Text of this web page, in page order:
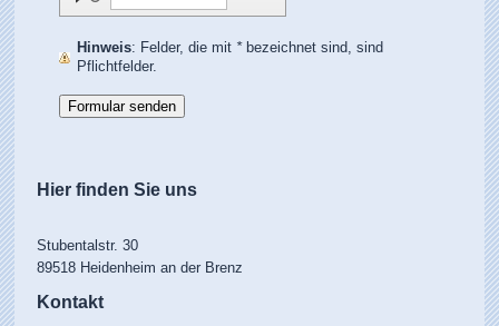
Hinweis : Felder, die mit *bezeichnet sind, sind
Pflichtfelder.
Hier finden Sie uns
Stubentalstr. 30
89518 Heidenheim an der Brenz
Kontakt